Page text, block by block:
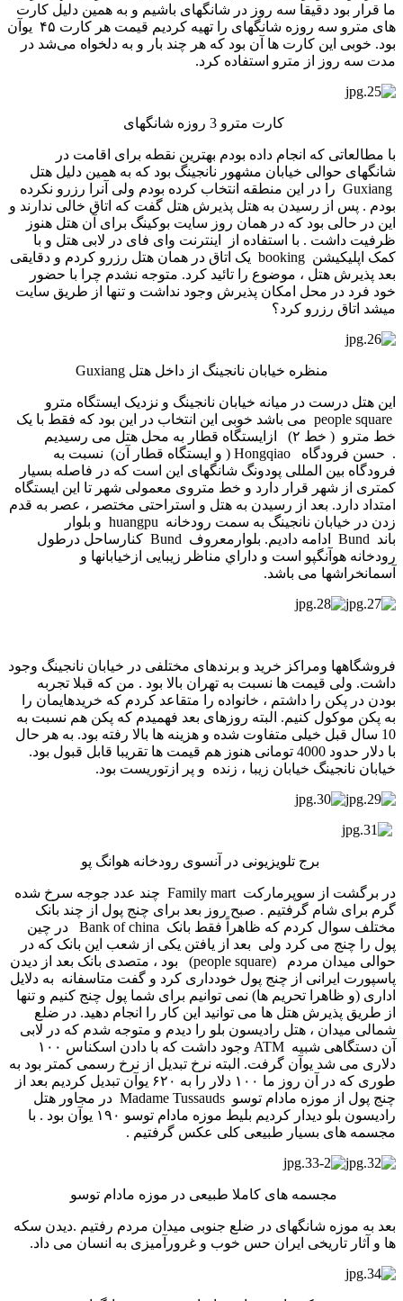
ما قرار بود دقیقا سه روز در شانگهای باشیم و به همین دلیل کارت
های مترو سه روزه شانگهای را تهیه کردیم قیمت هر کارت ۴۵ یوآن
بود. خوبی این کارت ها آن بود که هر چند بار و به دلخواه می­‌شد در
مدت سه روز از مترو استفاده کرد.
کارت مترو 3 روزه شانگهای
با مطالعاتی که انجام داده بودم بهترین نقطه برای اقامت در
شانگهای حوالی خیابان مشهور نانجینگ بود که به همین دلیل هتل
Guxiang را در این منطقه انتخاب کرده بودم ولی آنرا رزرو نکرده
بودم . پس از رسیدن به هتل پذیرش هتل گفت که اتاق خالی ندارند و
این در حالی بود که در همان روز سایت بوکینگ برای آن هتل هنوز
ظرفیت داشت . با استفاده از اینترنت وای فای در لابی هتل و با
کمک اپلیکیشن booking یک اتاق در همان هتل رزرو کردم و دقایقی
بعد پذیرش هتل ، موضوع را تائید کرد. متوجه نشدم چرا با حضور
خود فرد در محل امکان پذیرش وجود نداشت و تنها از طریق سایت
می­شد اتاق رزرو کرد؟
منظره خیابان نانجینگ از داخل هتل Guxiang
این هتل درست در میانه خیابان نانجینگ و نزدیک ایستگاه مترو
people square می باشد خوبی این انتخاب در این بود که فقط با یک
خط مترو ( خط ۲) ازایستگاه قطار به محل هتل می رسیدیم
. حسن فرودگاه Hongqiao ( و ایستگاه قطار آن) نسبت به
فرودگاه بین المللی پودونگ شانگهای این است که در فاصله بسیار
کمتری از شهر قرار دارد و خط متروی معمولی شهر تا این ایستگاه
امتداد دارد. بعد از رسیدن به هتل و استراحتی مختصر ، عصر به قدم
زدن در خیابان نانجینگ به سمت رودخانه huangpu و بلوار
باند Bund ادامه دادیم. بلوارمعروف Bund كنارساحل درطول
رودخانه هوآنگپو است و داراي مناظر زيبایی ازخيابانها و
آسمانخراشها می باشد.
فروشگاهها ومراکز خرید و برندهای مختلفی در خیابان نانجینگ وجود
داشت. ولی قیمت ها نسبت به تهران بالا بود . من که قبلا تجربه
بودن در پکن را داشتم ، خانواده را متقاعد کردم که خریدهایمان را
به پکن موکول کنیم. البته روزهای بعد فهمیدم که پکن هم نسبت به
10 سال قبل خیلی متفاوت شده و هزینه ها بالا رفته بود. به هر حال
با دلار حدود 4000 تومانی هنوز هم قیمت ها تقریبا قابل قبول بود.
خیابان نانجینگ خیابان زیبا ، زنده و پر ازتوریست بود.
برج تلویزیونی در آنسوی رودخانه هوانگ پو
در برگشت از سوپرمارکت Family mart چند عدد جوجه سرخ شده
گرم برای شام گرفتیم . صبح روز بعد برای چنج پول از چند بانک
مختلف سوال کردم که ظاهراً فقط بانک Bank of china در چین
پول را چنج می­ کرد ولی بعد از یافتن یکی از شعب این بانک که در
حوالی میدان مردم (people square) بود ، متصدی بانک بعد از دیدن
پاسپورت ایرانی از چنج پول خودداری کرد و گفت متاسفانه به دلایل
اداری (و ظاهرا تحریم ها) نمی­ توانیم برای شما پول چنج کنیم و تنها
از طریق پذیرش هتل ها می­ توانید این کار را انجام دهید. در ضلع
شمالی میدان ، هتل رادیسون بلو را دیدم و متوجه شدم که در لابی
آن دستگاهی شبیه ATM وجود داشت که با دادن اسکناس ۱۰۰
دلاری می شد یوآن گرفت. البته نرخ تبدیل از نرخ رسمی کمتر بود به
طوری که در آن روز ما ۱۰۰ دلار را به ۶۲۰ یوآن تبدیل کردیم بعد از
چنج پول از موزه مادام توسو Madame Tussauds در مجاور هتل
رادیسون بلو دیدار کردیم بلیط موزه مادام توسو ۱۹۰ یوآن بود . با
مجسمه های بسیار طبیعی کلی عکس گرفتیم .
مجسمه های کاملا طبیعی در موزه مادام توسو
بعد به موزه شانگهای در ضلع جنوبی میدان مردم رفتیم .دیدن سکه
ها و آثار تاریخی ایران حس خوب و غرورآمیزی به انسان می داد.